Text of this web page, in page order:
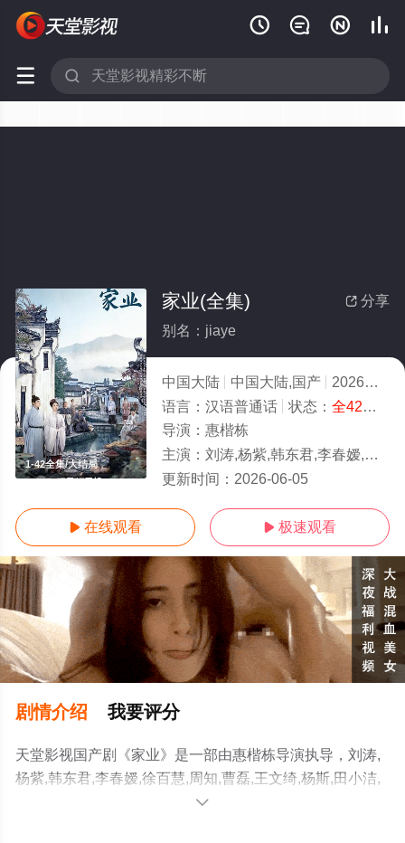
   
 
1-42全集/大结局
 分享
家业(全集)
别名：jiaye
中国大陆 中国大陆,国产 2026
5.0
语言： 汉语普通话 状态： 全42集
导演： 惠楷栋
主演： 刘涛,杨紫,韩东君,李春嫒,徐百慧,周知,曹磊,王文绮,杨斯,田小洁,李泓良,李洪涛,付嘉,吴冕,李宝安,富大
更新时间： 2026-06-05
 在线观看  极速观看
剧情介绍 我要评分
天堂影视国产剧《家业》是一部由惠楷栋导演执导，刘涛,
杨紫,韩东君,李春嫒,徐百慧,周知,曹磊,王文绮,杨斯,田小洁,
李泓良,李洪涛,付嘉,吴冕,李宝安,富大龙,张喜前,洪洋,朱辉,
